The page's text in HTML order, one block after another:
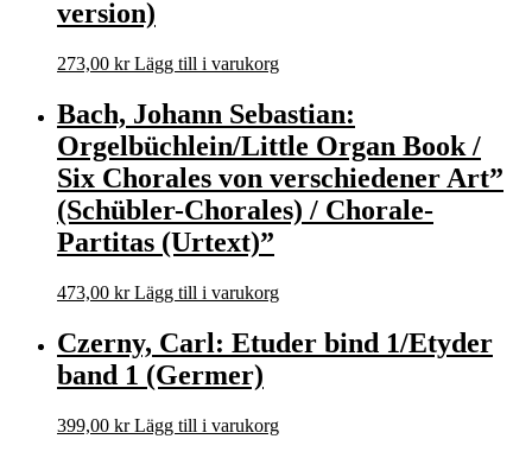
version)
273,00 kr Lägg till i varukorg
Bach, Johann Sebastian:
Orgelbüchlein/Little Organ Book /
Six Chorales von verschiedener Art”
(Schübler-Chorales) / Chorale-
Partitas (Urtext)”
473,00 kr Lägg till i varukorg
Czerny, Carl: Etuder bind 1/Etyder
band 1 (Germer)
399,00 kr Lägg till i varukorg